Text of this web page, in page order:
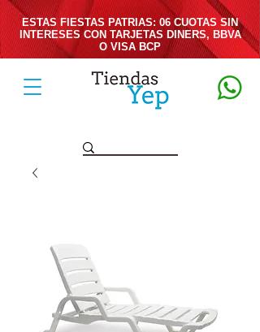
ESTAS FIESTAS PATRIAS: 06 CUOTAS SIN
INTERESES CON TARJETAS DINERS, BBVA
O VISA BCP